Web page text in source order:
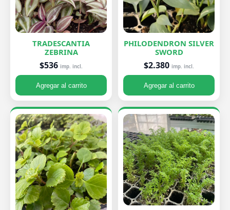
TRADESCANTIA
ZEBRINA
$536 imp. incl.
Agregar al carrito
PHILODENDRON SILVER
SWORD
$2.380 imp. incl.
Agregar al carrito